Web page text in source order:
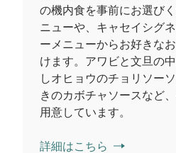
の機内食を事前にお選び
ニューや、キャセイシグ
ーメニューからお好きな
けます。アワビと文旦の
しオヒョウのチョリソー
きのカボチャソースなど
用意しています。
詳細はこちら